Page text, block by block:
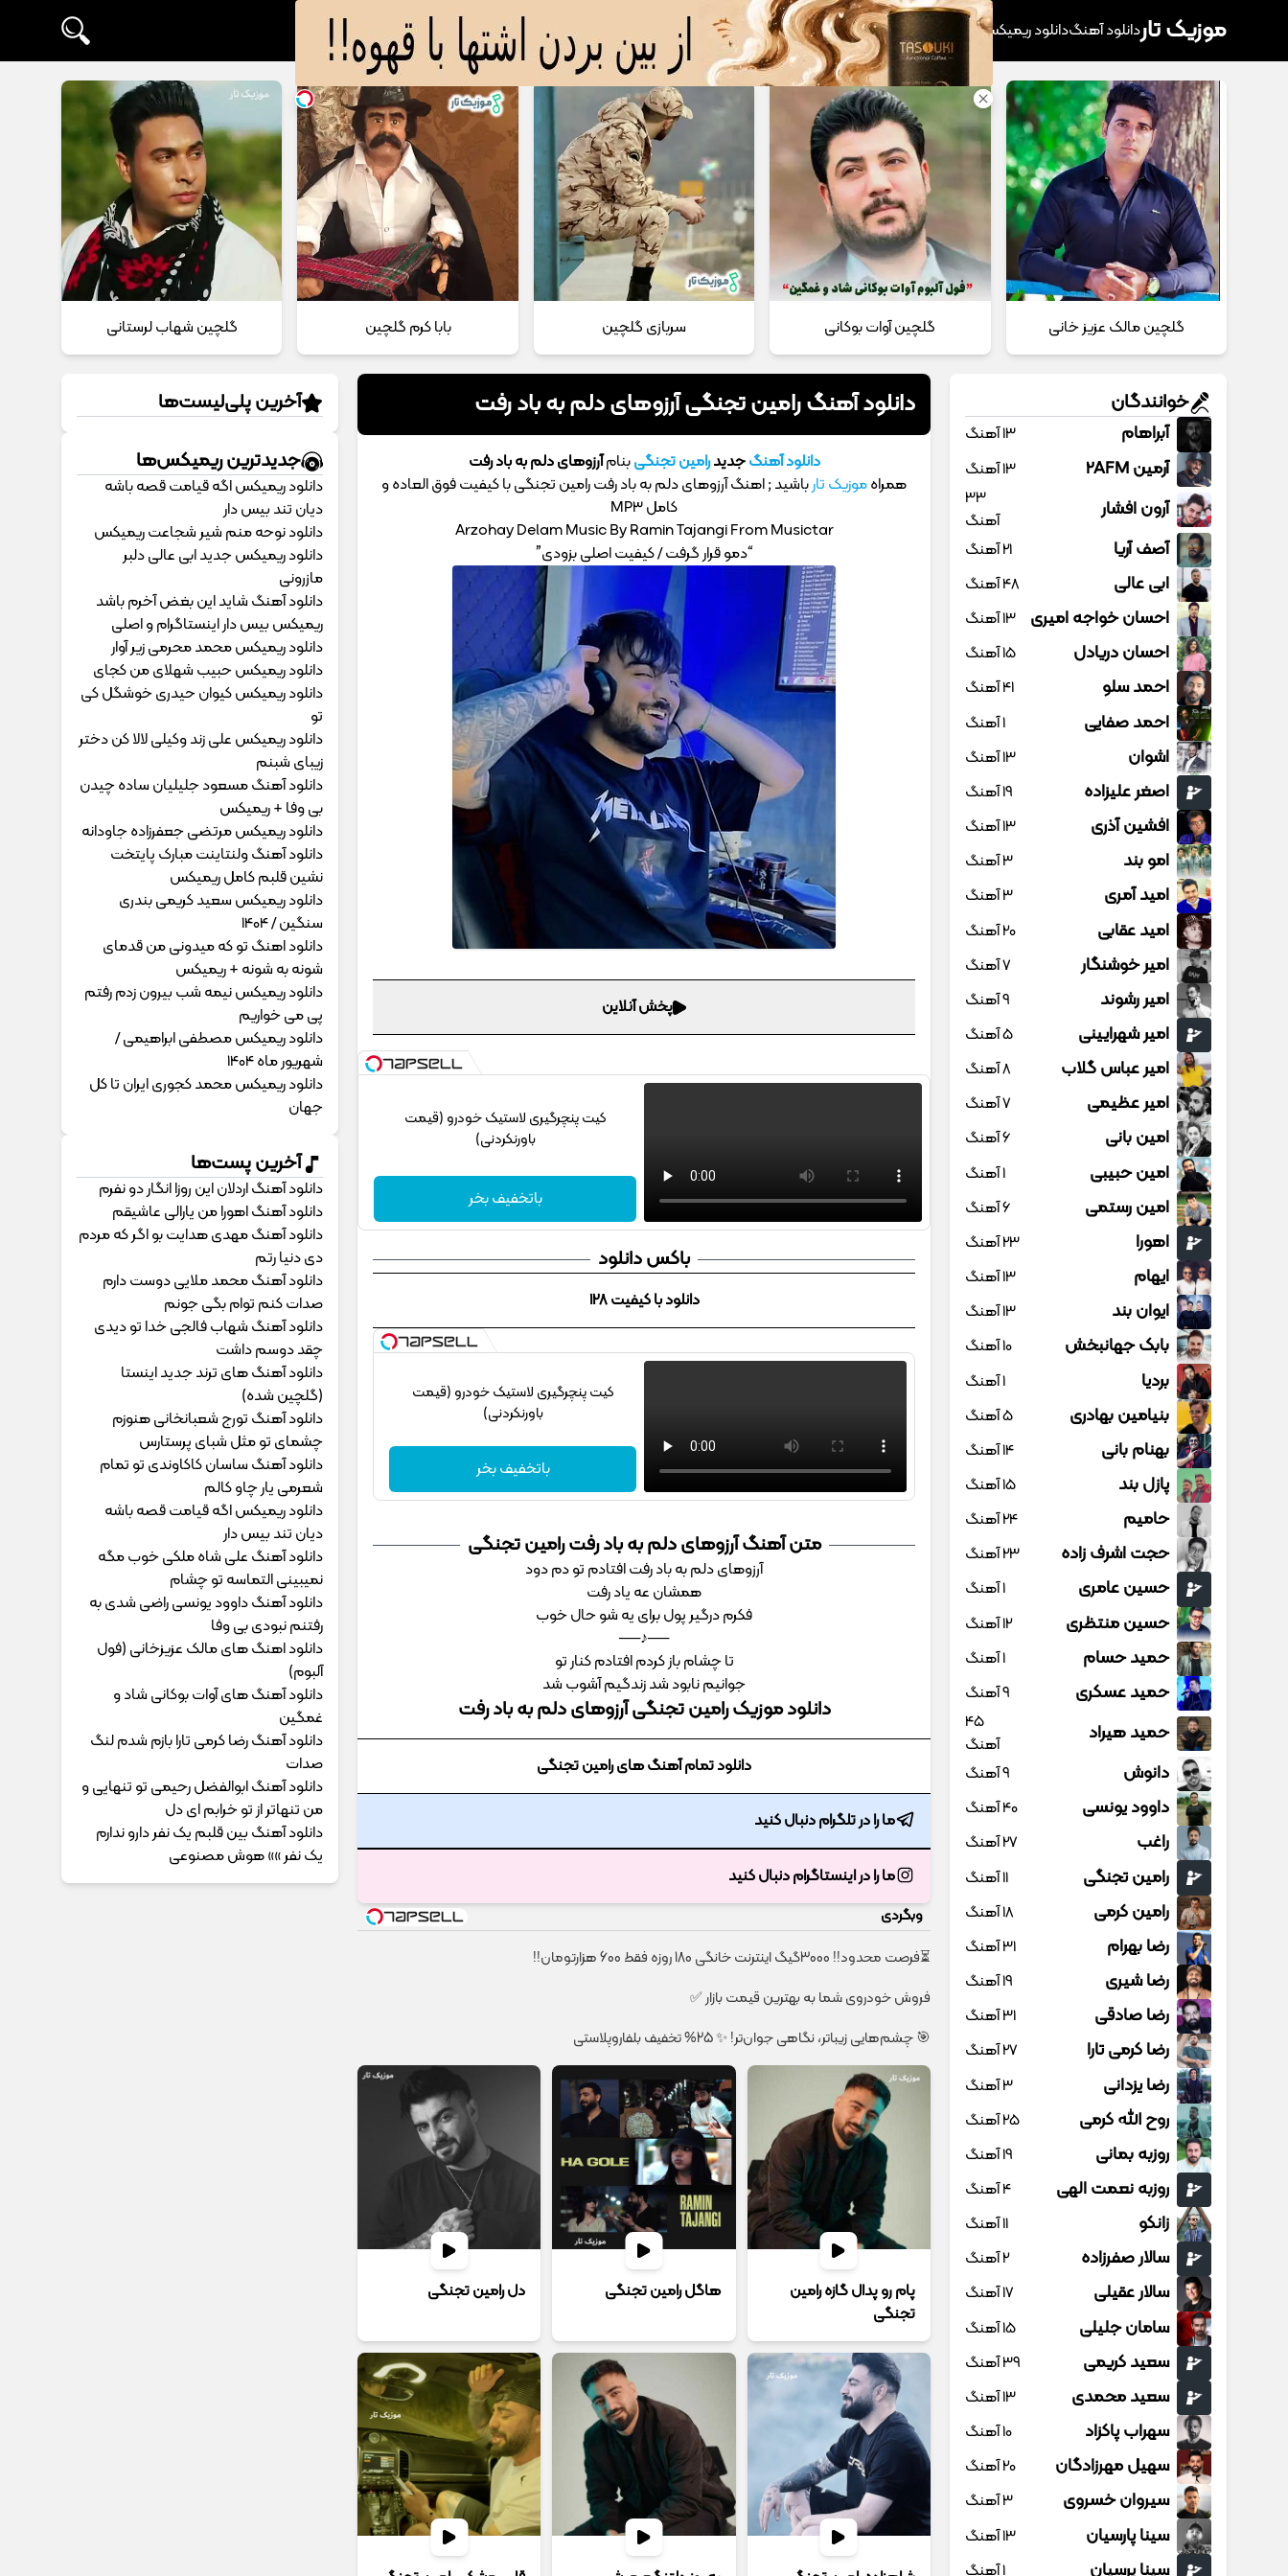
موزیک تاردانلود آهنگدانلود ریمیکسآهنگ پرطرفدار دانلود مداحیتماس با ما
گلچین مالک عزیز خانی گلچین آوات بوکانی سربازی گلچین بابا کرم گلچین گلچین شهاب لرستانی
دانلود آهنگ رامین تجنگی آرزوهای دلم به باد رفت
دانلود آهنگجدیدرامین تجنگیبنامآرزوهای دلم به باد رفت
همراهموزیک تارباشید ; اهنگ آرزوهای دلم به باد رفت رامین تجنگی با کیفیت فوق العاده و
کامل MP3
Arzohay Delam Music By Ramin Tajangi From Musictar
“دمو قرار گرفت / کیفیت اصلی بزودی”
پخش آنلاین
کیت پنچرگیری لاستیک خودرو (قیمت
باورنکردنی)
باتخفیف بخر
باکس دانلود
دانلود با کیفیت 128
کیت پنچرگیری لاستیک خودرو (قیمت
باورنکردنی)
باتخفیف بخر
متن آهنگ آرزوهای دلم به باد رفت رامین تجنگی
آرزوهای دلم به باد رفت افتادم تو دم دود
همشان عه یاد رفت
فکرم درگیر پول برای یه شو حال خوب
──♪──
تا چشام باز کردم افتادم کنار تو
جوانیم نابود شد زندگیم آشوب شد
دانلود موزیک رامین تجنگی آرزوهای دلم به باد رفت
دانلود تمام آهنگ های رامین تجنگی
ما را در تلگرام دنبال کنید
ما را در اینستاگرام دنبال کنید
وبگردی
⏳فرصت محدود!! 3000گیگ اینترنت خانگی 180 روزه فقط 600 هزارتومان!!
فروش خودروی شما به بهترین قیمت بازار ✅
🎯 چشم‌هایی زیباتر، نگاهی جوان‌تر! ✨ 25% تخفیف بلفاروپلاستی
پام رو پدال گازه رامین
تجنگی
هاگل رامین تجنگی دل رامین تجنگی
خوانندگان
آبراهام 13 آهنگ
آرمین 2AFM 13 آهنگ
آرون افشار
33
آهنگ
آصف آریا 21 آهنگ
ابی عالی 48 آهنگ
احسان خواجه امیری 13 آهنگ
احسان دریادل 15 آهنگ
احمد سلو 41 آهنگ
احمد صفایی 1 آهنگ
اشوان 13 آهنگ
اصغر علیزاده 19 آهنگ
افشین آذری 13 آهنگ
امو بند 3 آهنگ
امید آمری 3 آهنگ
امید عقابی 20 آهنگ
امیر خوشنگار 7 آهنگ
امیر رشوند 9 آهنگ
امیر شهرایینی 5 آهنگ
امیر عباس گلاب 8 آهنگ
امیر عظیمی 7 آهنگ
امین بانی 6 آهنگ
امین حبیبی 1 آهنگ
امین رستمی 6 آهنگ
اهورا 23 آهنگ
ایهام 13 آهنگ
ایوان بند 13 آهنگ
بابک جهانبخش 10 آهنگ
بردیا 1 آهنگ
بنیامین بهادری 5 آهنگ
بهنام بانی 14 آهنگ
پازل بند 15 آهنگ
حامیم 24 آهنگ
حجت اشرف زاده 23 آهنگ
حسین عامری 1 آهنگ
حسین منتظری 12 آهنگ
حمید حسام 1 آهنگ
حمید عسکری 9 آهنگ
حمید هیراد
45
آهنگ
دانوش 9 آهنگ
داوود یونسی 40 آهنگ
راغب 27 آهنگ
رامین تجنگی 11 آهنگ
رامین کرمی 18 آهنگ
رضا بهرام 31 آهنگ
رضا شیری 19 آهنگ
رضا صادقی 31 آهنگ
رضا کرمی تارا 27 آهنگ
رضا یزدانی 3 آهنگ
روح الله کرمی 25 آهنگ
روزبه بمانی 19 آهنگ
روزبه نعمت الهی 4 آهنگ
زانکو 11 آهنگ
سالار صفرزاده 2 آهنگ
سالار عقیلی 17 آهنگ
سامان جلیلی 15 آهنگ
سعید کریمی 39 آهنگ
سعید محمدی 13 آهنگ
سهراب پاکزاد 10 آهنگ
سهیل مهرزادگان 20 آهنگ
سیروان خسروی 3 آهنگ
سینا پارسیان 13 آهنگ
سینا پرسیان 1 آهنگ
آخرین پلی‌لیست‌ها
جدیدترین ریمیکس‌ها
دانلود ریمیکس اگه قیامت قصه باشه
دیان تند بیس دار
دانلود نوحه منم شیر شجاعت ریمیکس
دانلود ریمیکس جدید ابی عالی دلبر
مازرونی
دانلود آهنگ شاید این بغض آخرم باشد
ریمیکس بیس دار اینستاگرام و اصلی
دانلود ریمیکس محمد محرمی زیر آوار
دانلود ریمیکس حبیب شهلای من کجای
دانلود ریمیکس کیوان حیدری خوشگل کی
تو
دانلود ریمیکس علی زند وکیلی لالا کن دختر
زیبای شبنم
دانلود آهنگ مسعود جلیلیان ساده چیدن
بی وفا + ریمیکس
دانلود ریمیکس مرتضی جعفرزاده جاودانه
دانلود آهنگ ولنتاینت مبارک پایتخت
نشین قلبم کامل ریمیکس
دانلود ریمیکس سعید کریمی بندری
سنگین / 1404
دانلود اهنگ تو که میدونی من قدمای
شونه به شونه + ریمیکس
دانلود ریمیکس نیمه شب بیرون زدم رفتم
پی می خواریم
دانلود ریمیکس مصطفی ابراهیمی /
شهریور ماه 1404
دانلود ریمیکس محمد کجوری ایران تا کل
جهان
آخرین پست‌ها
دانلود آهنگ اردلان این روزا انگار دو نفرم
دانلود آهنگ اهورا من یارالی عاشیقم
دانلود آهنگ مهدی هدایت بو اگر که مردم
دی دنیا رتم
دانلود آهنگ محمد ملایی دوﺳﺖ دارم
ﺻﺪات ﻛﻨﻢ ﺗﻮام ﺑﮕﻰ ﺟﻮﻧﻢ
دانلود آهنگ شهاب فالجی خدا تو دیدی
چقد دوسم داشت
دانلود آهنگ های ترند جدید اینستا
(گلچین شده)
دانلود آهنگ تورج شعبانخانی هنوزم
چشمای تو مثل شبای پرستارس
دانلود آهنگ ساسان کاکاوندی تو تمام
شعرمی یار چاو کالم
دانلود ریمیکس اگه قیامت قصه باشه
دیان تند بیس دار
دانلود آهنگ علی شاه ملکی خوب مگه
نمیبینی التماسه تو چشام
دانلود آهنگ داوود یونسی راﺿﻰ ﺷﺪی ﺑﻪ
رﻓﺘﻨﻢ ﻧﺒﻮدی ﺑﻰ وﻓﺎ
دانلود اهنگ های مالک عزیزخانی (فول
آلبوم)
دانلود آهنگ های آوات بوکانی شاد و
غمگین
دانلود آهنگ رضا کرمی تارا بازم شدم لنگ
صدات
دانلود آهنگ ابوالفضل رحیمی ﺗﻮ ﺗﻨﻬﺎﻳﻰ و
ﻣﻦ ﺗﻨﻬﺎﺗﺮ از ﺗﻮ ﺧﺮاﺑﻢ ای دل
دانلود آهنگ بین قلبم یک نفر دارو ندارم
یک نفر »» هوش مصنوعی